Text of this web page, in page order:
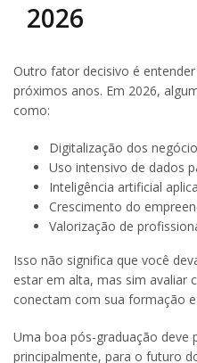
2026
Outro fator decisivo é
próximos anos. Em 2026,
como:
Digitalização dos
Uso intensivo de dados
Inteligência artificial
Crescimento do
Valorização de
Isso não significa que você
estar em alta, mas sim avaliar
conectam com sua formação e
Uma boa pós-graduação deve
principalmente, para o futuro